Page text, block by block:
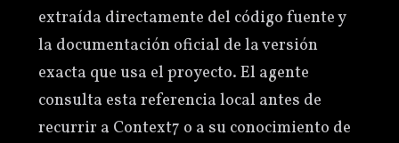
extraída directamente del código fuente y
la documentación oficial de la versión
exacta que usa el proyecto. El agente
consulta esta referencia local antes de
recurrir a Context7 o a su conocimiento de